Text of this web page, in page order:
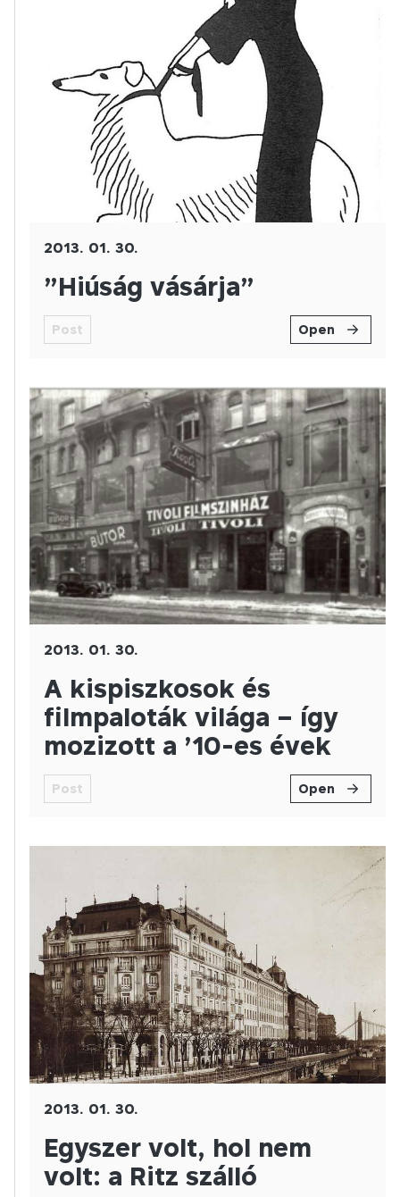
2013. 01. 30.
”Hiúság vásárja”
Post Open
2013. 01. 30.
A kispiszkosok és
filmpaloták világa – így
mozizott a ’10-es évek
Post Open
2013. 01. 30.
Egyszer volt, hol nem
volt: a Ritz szálló